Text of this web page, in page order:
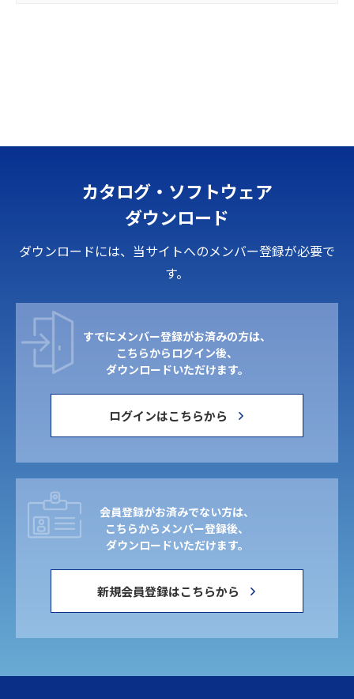
カタログ・ソフトウェア
ダウンロード
ダウンロードには、当サイトへのメンバー登録が必要で
す。
すでにメンバー登録がお済みの方は、
こちらからログイン後、
ダウンロードいただけます。
ログインはこちらから
会員登録がお済みでない方は、
こちらからメンバー登録後、
ダウンロードいただけます。
新規会員登録はこちらから